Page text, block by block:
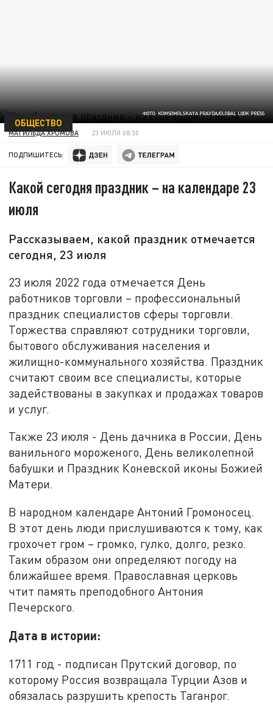
ФОТО: KOMSOMOLSKAYA PRAVDA/GLOBAL LOOK PRESS
ОБЩЕСТВО
МАТИЛЬДА ХРОМОВА 23 ИЮЛЯ 08:30
ПОДПИШИТЕСЬ:
Какой сегодня праздник – на календаре 23
июля
Рассказываем, какой праздник отмечается
сегодня, 23 июля
23 июля 2022 года отмечается День
работников торговли – профессиональный
праздник специалистов сферы торговли.
Торжества справляют сотрудники торговли,
бытового обслуживания населения и
жилищно-коммунального хозяйства. Праздник
считают своим все специалисты, которые
задействованы в закупках и продажах товаров
и услуг.
Также 23 июля - День дачника в России, День
ванильного мороженого, День великолепной
бабушки и Праздник Коневской иконы Божией
Матери.
В народном календаре Антоний Громоносец.
В этот день люди прислушиваются к тому, как
грохочет гром – громко, гулко, долго, резко.
Таким образом они определяют погоду на
ближайшее время. Православная церковь
чтит память преподобного Антония
Печерского.
Дата в истории:
1711 год - подписан Прутский договор, по
которому Россия возвращала Турции Азов и
обязалась разрушить крепость Таганрог.